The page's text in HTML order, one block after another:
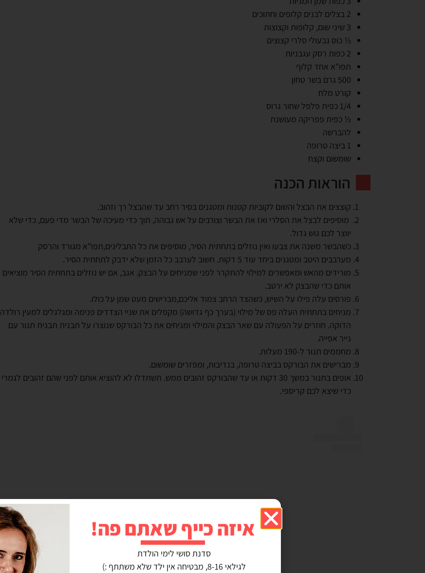
2 בצלים לבנים קלופים וחתוכים
3 שיני שום, קלופות וקצוצות
½ כוס גבעולי סלרי קצוצים
2 כפות רסק עגבניות
תפו"א אחד קלוף
500 גרם בשר טחון
קורט מלח
1/4 כפית פלפל שחור גרוס
½ כפית פפריקה מעושנת
להברשה
1 ביצה טרופה
שומשום וקצח
הוראות הכנה
קוצצים את הבצל והשום לקוביות קטנות ומטגנים בסיר רחב עד שהבצל רך וזהוב.
מוסיפים לבצל את הסלרי ואז את הבשר וצורבים על אש גבוהה, תוך כדי מעיכה של הבשר מדי פעם, כדי שלא
יווצר לכם גוש גדול.
כשהבשר משנה את צבעו ואין נוזלים בתחתית הסיר, מוסיפים את כל התבלינים,תפו"א מגורד והרסק
מערבבים היטב ומטגנים ביחד עוד 5 דקות. חשוב לערבב כל הזמן שלא ידבק לתחתית הסיר.
מורידים מהאש ומאפשרים למילוי להתקרר לפני שמניחים על הבצק. אגב, אם יש נוזלים בתחתית הסיר מוציאים
אותם כדי שהבצק לא ירטב.
פורסים עלה פילו על השיש, כשהצד הרחב צמוד אליכם,מברישים מעט שמן על כולו.
מניחים בתחתית העלה פס של מילוי (בערך כף גדושה) מקפלים את שניי הצדדים פנימה ומגלגלים למעין רולדה
הדוקה. חוזרים על הפעולה עם שאר הבצק והמילוי ומניחים את כל הבורקס שנוצרו על תבנית תבנית תנור עם
נייר אפייה.
מחממים תנור ל-190 מעלות.
מברישים את הבורקס בביצה טרופה, בנדיבות, ומפזרים שומשום.
אופים בתנור במשך 30 דקות או עד שהבורקס זהובים ממש. תשתדלו לא להוציא אותם לפני שהם זהובים לגמרי
כדי שיצא לכם קריספי.
איזה כייף שאתם פה!
סדנת סושי לימי הולדת
לגילאי 8-16, מבטיחה אין ילד שלא משתתף :)